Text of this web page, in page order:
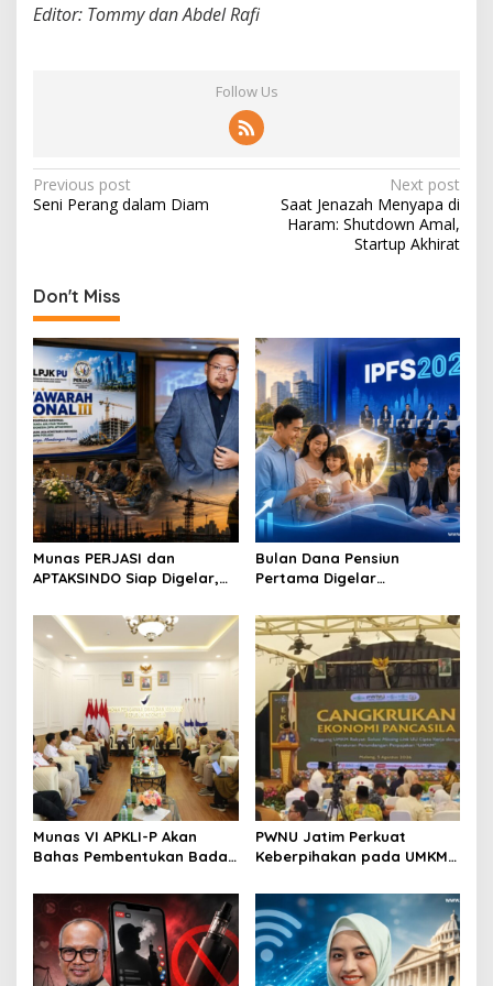
Editor: Tommy dan Abdel Rafi
Follow Us
P
o
t
n
a
v
i
g
a
t
i
o
n
Previous post
Seni Perang dalam Diam
Next post
Saat Jenazah Menyapa di
Haram: Shutdown Amal,
Startup Akhirat
Don't Miss
Munas PERJASI dan
APTAKSINDO Siap Digelar,
Revisi AD/ART
Bulan Dana Pensiun
Pertama Digelar
Perkuat Ekosistem Pensiun
Berkelanjutan
Munas VI APKLI-P Akan
Bahas Pembentukan Badan
Dinilai Penting Hadapi
Bonus Demografi
PWNU Jatim Perkuat
Keberpihakan pada UMKM